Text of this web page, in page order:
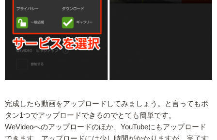
完成したら動画をアップロードしてみましょう。と言ってもボ
タン1つでアップロードできるのでとても簡単です。
WeVideoへのアップロードのほか、YouTubeにもアップロード